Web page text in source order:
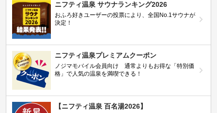
ニフティ温泉 サウナランキング2026
おふろ好きユーザーの投票により、全国No.1サウナが
決定！
ニフティ温泉プレミアムクーポン
ノジマモバイル会員向け 通常よりもお得な「特別価
格」で人気の温泉を満喫できる！
【ニフティ温泉 百名湯2026】